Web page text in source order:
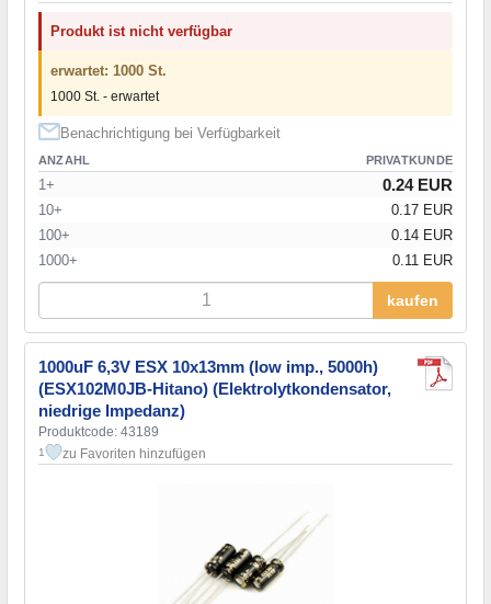
Produkt ist nicht verfügbar
erwartet: 1000 St.
1000 St. - erwartet
Benachrichtigung bei Verfügbarkeit
ANZAHL PRIVATKUNDE
1+ 0.24 EUR
10+
0.17 EUR
100+
0.14 EUR
1000+
0.11 EUR
kaufen
1000uF 6,3V ESX 10x13mm (low imp., 5000h)
(ESX102M0JB-Hitano) (Elektrolytkondensator,
niedrige Impedanz)
Produktcode: 43189
1 zu Favoriten hinzufügen